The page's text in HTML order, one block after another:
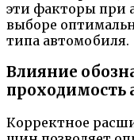
эти факторы при
выборе
типа автомобиля.
Влияние
Корректное